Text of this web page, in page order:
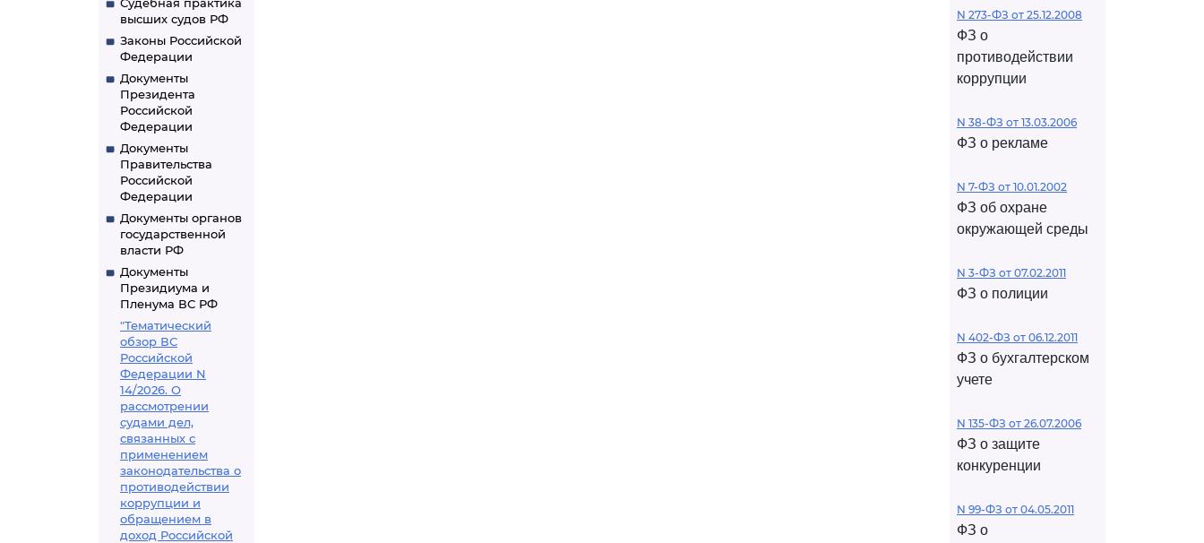
высших судов РФ
Законы Российской
Федерации
Документы
Президента
Российской
Федерации
Документы
Правительства
Российской
Федерации
Документы органов
государственной
власти РФ
Документы
Президиума и
Пленума ВС РФ
"Тематический
обзор ВС
Российской
Федерации N
14/2026. О
рассмотрении
судами дел,
связанных с
применением
законодательства о
противодействии
коррупции и
обращением в
доход Российской
N 273-ФЗ от 25.12.2008
ФЗ о
противодействии
коррупции
N 38-ФЗ от 13.03.2006
ФЗ о рекламе
N 7-ФЗ от 10.01.2002
ФЗ об охране
окружающей среды
N 3-ФЗ от 07.02.2011
ФЗ о полиции
N 402-ФЗ от 06.12.2011
ФЗ о бухгалтерском
учете
N 135-ФЗ от 26.07.2006
ФЗ о защите
конкуренции
N 99-ФЗ от 04.05.2011
ФЗ о